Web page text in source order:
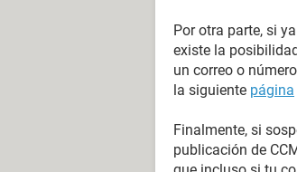
Por otra parte, si
existe la
un correo o
la siguiente página
Finalmente, si
publicación de